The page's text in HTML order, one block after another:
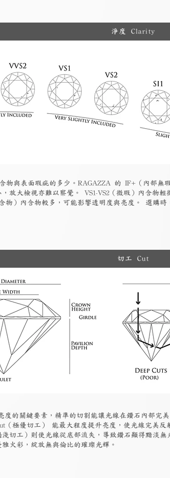
淨度 Clarity
物與表面瑕疵的多少。RAGAZZA 的 IF+（內部無
放大檢視亦難以察覺。 VS1-VS2（微瑕）內含物
物）內含物較多，可能影響透明度與亮度。 選購時
切工 Cut
度的關鍵要素，精準的切割能讓光線在鑽石內部完
（極優切工） 能最大程度提升亮度，使光線完美
淺切工）則使光線從底部流失，導致鑽石顯得黯淡
火彩，綻放無與倫比的璀璨光輝。